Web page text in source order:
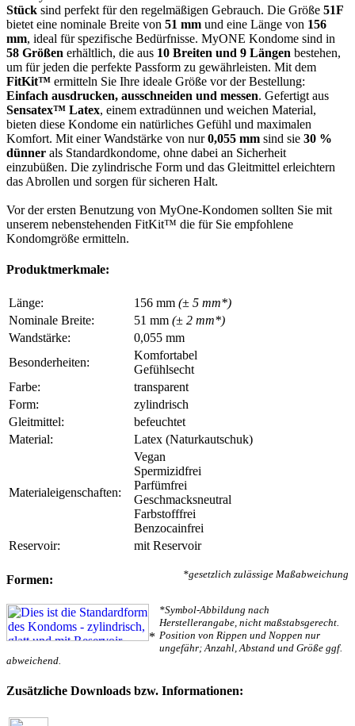
Stück sind perfekt für den regelmäßigen Gebrauch. Die Größe 51F
bietet eine nominale Breite von 51 mm und eine Länge von 156
mm, ideal für spezifische Bedürfnisse. MyONE Kondome sind in
58 Größen erhältlich, die aus 10 Breiten und 9 Längen bestehen,
um für jeden die perfekte Passform zu gewährleisten. Mit dem
FitKit™ ermitteln Sie Ihre ideale Größe vor der Bestellung:
Einfach ausdrucken, ausschneiden und messen. Gefertigt aus
Sensatex™ Latex, einem extradünnen und weichen Material,
bieten diese Kondome ein natürliches Gefühl und maximalen
Komfort. Mit einer Wandstärke von nur0,055 mm sind sie 30 %
dünner als Standardkondome, ohne dabei an Sicherheit
einzubüßen. Die zylindrische Form und das Gleitmittel erleichtern
das Abrollen und sorgen für sicheren Halt.
Vor der ersten Benutzung von MyOne-Kondomen sollten Sie mit
unserem nebenstehenden FitKit™ die für Sie empfohlene
Kondomgröße ermitteln.
Produktmerkmale:
Länge: 156 mm (± 5 mm*)
Nominale Breite:
51 mm (± 2 mm*)
Wandstärke:
0,055 mm
Besonderheiten:
Komfortabel
Gefühlsecht
Farbe:
transparent
Form:
zylindrisch
Gleitmittel:
befeuchtet
Material:
Latex (Naturkautschuk)
Materialeigenschaften:
Vegan
Spermizidfrei
Parfümfrei
Geschmacksneutral
Farbstofffrei
Benzocainfrei
Reservoir:
mit Reservoir
*gesetzlich zulässige Maßabweichung
Formen:
*
*Symbol-Abbildung nach
Herstellerangabe, nicht maßstabsgerecht.
Position von Rippen und Noppen nur
ungefähr; Anzahl, Abstand und Größe ggf.
abweichend.
Zusätzliche Downloads bzw. Informationen: